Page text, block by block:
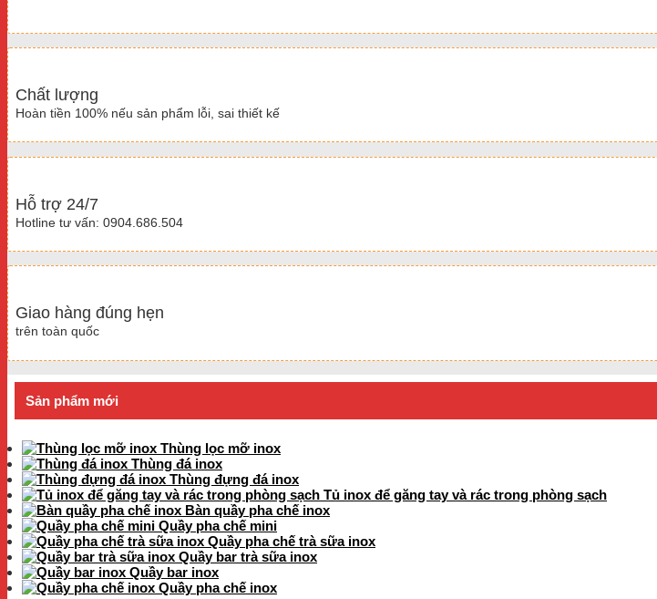
Chất lượng
Hoàn tiền 100% nếu sản phẩm lỗi, sai thiết kế
Hỗ trợ 24/7
Hotline tư vấn: 0904.686.504
Giao hàng đúng hẹn
trên toàn quốc
Sản phẩm mới
Thùng lọc mỡ inox
Thùng đá inox
Thùng đựng đá inox
Tủ inox để găng tay và rác trong phòng sạch
Bàn quầy pha chế inox
Quầy pha chế mini
Quầy pha chế trà sữa inox
Quầy bar trà sữa inox
Quầy bar inox
Quầy pha chế inox